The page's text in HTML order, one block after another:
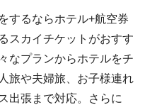
するならホテル+航空券
スカイチケットがおすす
なプランからホテルをチ
旅や夫婦旅、お子様連れ
出張まで対応。さらに